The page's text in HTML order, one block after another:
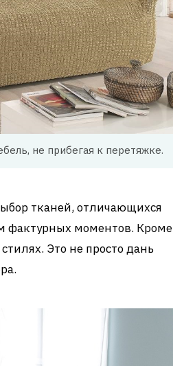
не прибегая к перетяжке.
тканей, отличающихся
фактурных моментов. Кроме
Это не просто дань